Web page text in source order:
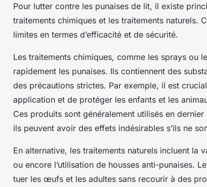
Pour lutter contre les punaises de lit, il existe
traitements chimiques et les traitements naturels.
limites en termes d’efficacité et de sécurité.
Les traitements chimiques, comme les sprays ou
rapidement les punaises. Ils contiennent des
des précautions strictes. Par exemple, il est
application et de protéger les enfants et les
Ces produits sont généralement utilisés en
ils peuvent avoir des effets indésirables s’ils ne
En alternative, les traitements naturels incluent la
ou encore l’utilisation de housses anti-punaises.
tuer les œufs et les adultes sans recourir à des